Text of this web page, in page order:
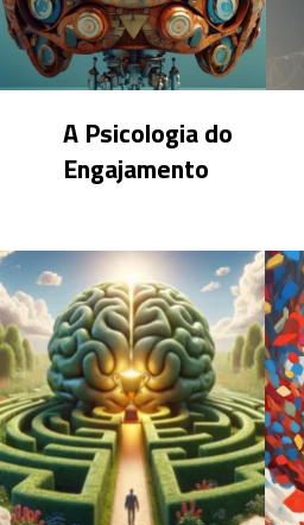
A Psicologia do
Engajamento